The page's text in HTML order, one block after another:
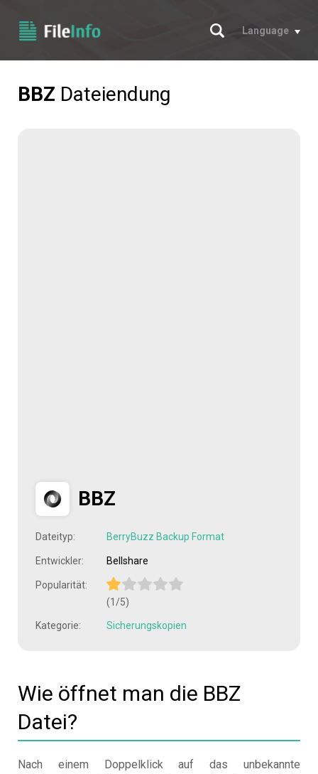
Suche
Language
BBZ Dateiendung
BBZ
Dateityp: BerryBuzz Backup Format
Entwickler: Bellshare
Popularität:
(1/5)
Kategorie: Sicherungskopien
Wie öffnet man die BBZ
Datei?
Nach einem Doppelklick auf das unbekannte